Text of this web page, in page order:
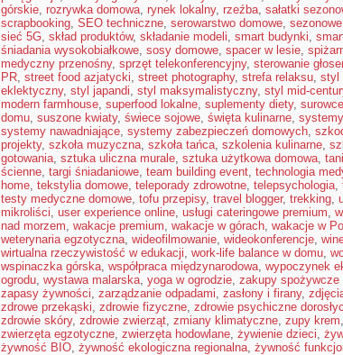
górskie, rozrywka domowa, rynek lokalny, rzeźba, sałatki
scrapbooking, SEO techniczne, serowarstwo domowe,
sieć 5G, skład produktów, składanie modeli, smart budynki,
śniadania wysokobiałkowe, sosy domowe, spacer w lesie,
medyczny przenośny, sprzęt telekonferencyjny, sterowanie
PR, street food azjatycki, street photography, strefa relaksu, styl
eklektyczny, styl japandi, styl maksymalistyczny, styl mid-
modern farmhouse, superfood lokalne, suplementy diety,
domu, suszone kwiaty, świece sojowe, święta kulinarne,
systemy nawadniające, systemy zabezpieczeń domowych,
projekty, szkoła muzyczna, szkoła tańca, szkolenia kulinarne,
gotowania, sztuka uliczna murale, sztuka użytkowa domowa,
ścienne, targi śniadaniowe, team building event, technologia
home, tekstylia domowe, teleporady zdrowotne, telepsychologia,
testy medyczne domowe, tofu przepisy, travel blogger, trekking,
mikroliści, user experience online, usługi cateringowe premium,
nad morzem, wakacje premium, wakacje w górach, wakacje w
weterynaria egzotyczna, wideofilmowanie, wideokonferencje,
wirtualna rzeczywistość w edukacji, work-life balance w domu,
wspinaczka górska, współpraca międzynarodowa, wypoczynek
ogrodu, wystawa malarska, yoga w ogrodzie, zakupy spożywcze
zapasy żywności, zarządzanie odpadami, zasłony i firany,
zdrowe przekąski, zdrowie fizyczne, zdrowie psychiczne
zdrowie skóry, zdrowie zwierząt, zmiany klimatyczne, zupy krem,
zwierzęta egzotyczne, zwierzęta hodowlane, żywienie dzieci,
żywność BIO, żywność ekologiczna regionalna, żywność